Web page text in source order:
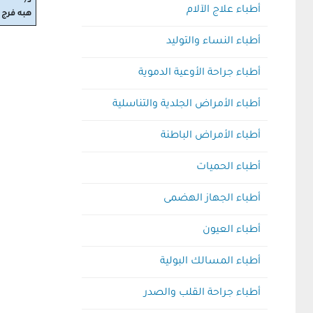
أطباء علاج الآلام
أطباء النساء والتوليد
أطباء جراحة الأوعية الدموية
أطباء الأمراض الجلدية والتناسلية
أطباء الأمراض الباطنة
أطباء الحميات
أطباء الجهاز الهضمى
أطباء العيون
أطباء المسالك البولية
أطباء جراحة القلب والصدر
هبه